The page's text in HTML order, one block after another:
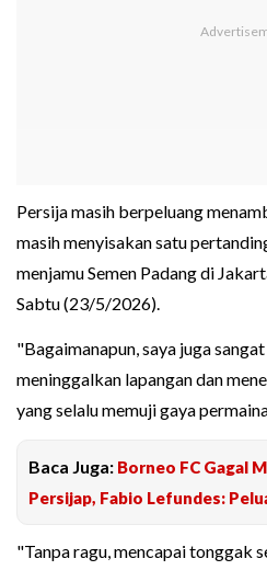
Persija masih berpeluang
masih menyisakan satu
menjamu Semen Padang di
Sabtu (23/5/2026).
"Bagaimanapun, saya juga
meninggalkan lapangan dan
yang selalu memuji gaya
Baca Juga: Borneo FC Gagal
Persijap, Fabio Lefundes:
"Tanpa ragu, mencapai tonggak